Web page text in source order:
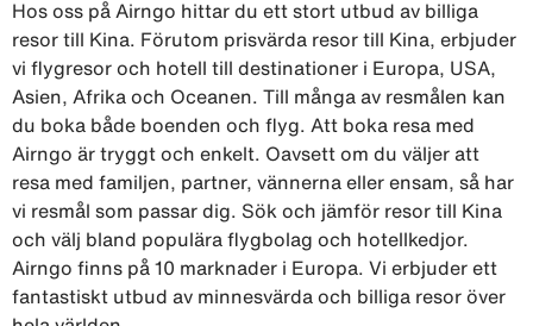
Hos oss på Airngo hittar du ett stort utbud av billiga
resor till Kina. Förutom prisvärda resor till Kina, erbjuder
vi flygresor och hotell till destinationer i Europa, USA,
Asien, Afrika och Oceanen. Till många av resmålen kan
du boka både boenden och flyg. Att boka resa med
Airngo är tryggt och enkelt. Oavsett om du väljer att
resa med familjen, partner, vännerna eller ensam, så har
vi resmål som passar dig. Sök och jämför resor till Kina
och välj bland populära flygbolag och hotellkedjor.
Airngo finns på 10 marknader i Europa. Vi erbjuder ett
fantastiskt utbud av minnesvärda och billiga resor över